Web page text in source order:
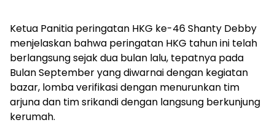
Ketua Panitia peringatan HKG ke-46 Shanty Debby
menjelaskan bahwa peringatan HKG tahun ini telah
berlangsung sejak dua bulan lalu, tepatnya pada
Bulan September yang diwarnai dengan kegiatan
bazar, lomba verifikasi dengan menurunkan tim
arjuna dan tim srikandi dengan langsung berkunjung
kerumah.